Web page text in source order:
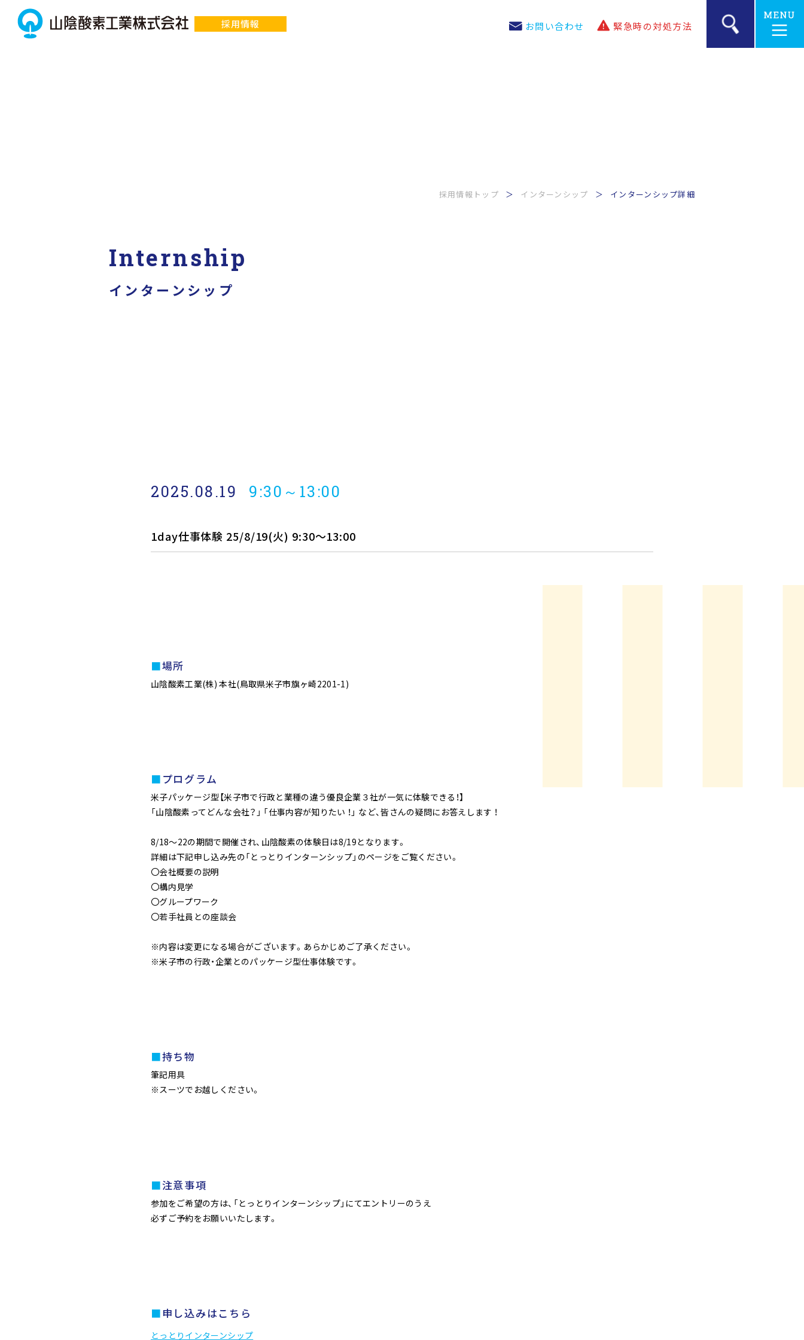
お問い合わせ 緊急時の対処方法
採用情報トップ インターンシップ インターンシップ詳細
Internship
インターンシップ
2025.08.19 9:30～13:00
1day仕事体験 25/8/19(火) 9:30～13:00
場所
山陰酸素工業(株) 本社(鳥取県米子市旗ヶ崎2201-1)
プログラム
米子パッケージ型【米子市で行政と業種の違う優良企業３社が一気に体験できる！】
「山陰酸素ってどんな会社？」 「仕事内容が知りたい ！」 など、皆さんの疑問にお答えします ！
8/18～22の期間で開催され、山陰酸素の体験日は8/19となります。
詳細は下記申し込み先の「とっとりインターンシップ」のページをご覧ください。
〇会社概要の説明
〇構内見学
〇グループワーク
〇若手社員との座談会
※内容は変更になる場合がございます。あらかじめご了承ください。
※米子市の行政・企業とのパッケージ型仕事体験です。
持ち物
筆記用具
※スーツでお越しください。
注意事項
参加をご希望の方は、「とっとりインターンシップ」にてエントリーのうえ
必ずご予約をお願いいたします。
申し込みはこちら
とっとりインターンシップ